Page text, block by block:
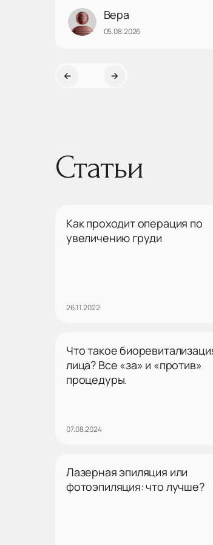
наметили план действий. Решили
подколы озоном. Подколы делает
профессионально, уверенно, точно в
ситуации. Действ...
Вера
05.08.2026
Статьи
26.11.2022
Как проходит операция по
увеличению груди
07.08.2024
Что такое
лица? Все «за» и «против»
процедуры.
Лазерная эпиляция или
фотоэпиляция: что лучше?